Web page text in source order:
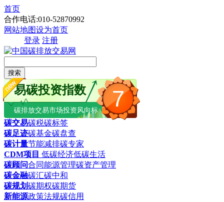
首页
合作电话:010-52870992
网站地图设为首页
登录 注册
搜索
7
易碳投资指数
碳排放交易市场投资风向标
碳交易碳税碳标签
碳足迹碳基金碳盘查
碳计量节能减排碳专家
CDM项目 低碳经济低碳生活
碳顾问合同能源管理碳资产管理
碳金融碳汇碳中和
碳规划碳期权碳期货
新能源政策法规碳信用